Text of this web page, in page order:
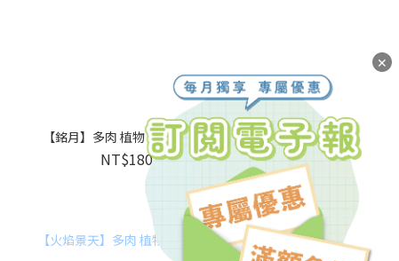
售完
【銘月】多肉 植物 單罐｜蒔光
NT$180
✕